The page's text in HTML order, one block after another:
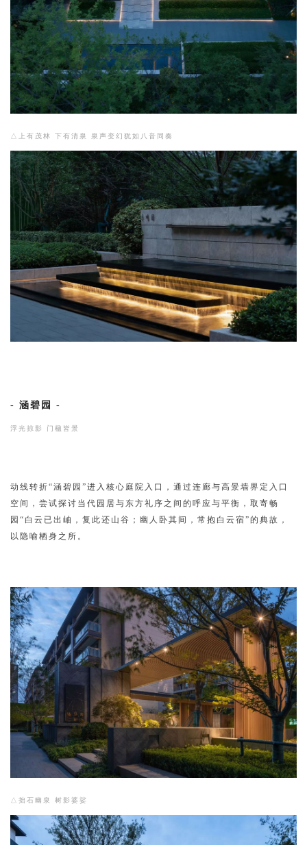
△上有茂林 下有清泉 泉声变幻犹如八音同奏
- 涵碧园 -
浮光掠影 门楹皆景
动线转折“涵碧园”进入核心庭院入口，通过连廊与高景墙界定入口
空间，尝试探讨当代园居与东方礼序之间的呼应与平衡，取寄畅
园“白云已出岫，复此还山谷；幽人卧其间，常抱白云宿”的典故，
以隐喻栖身之所。
△拙石幽泉 树影婆娑